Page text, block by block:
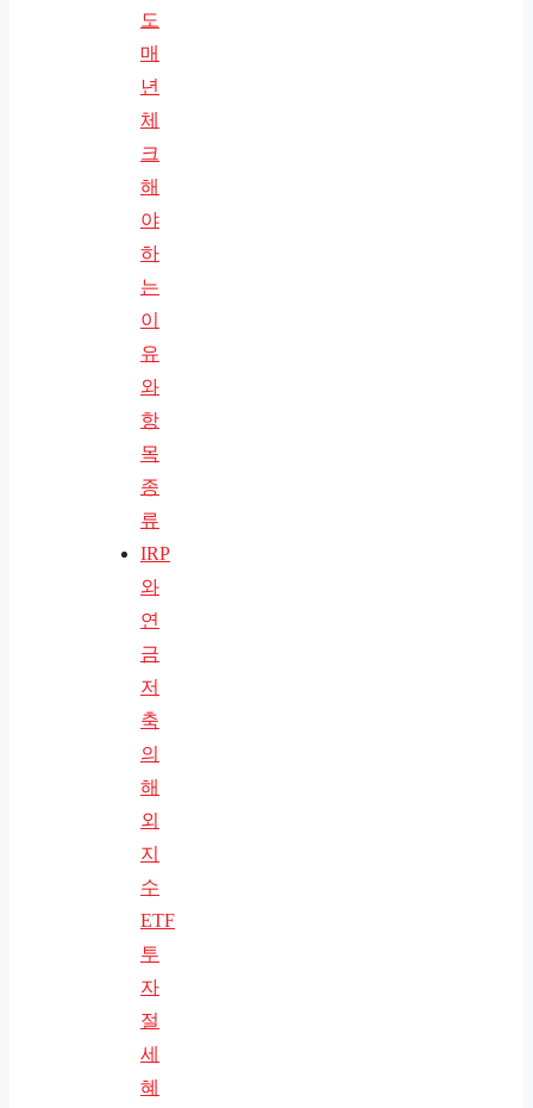
도
매
년
체
크
해
야
하
는
이
유
와
항
목
종
류
IRP
와
연
금
저
축
의
해
외
지
수
ETF
투
자
절
세
혜